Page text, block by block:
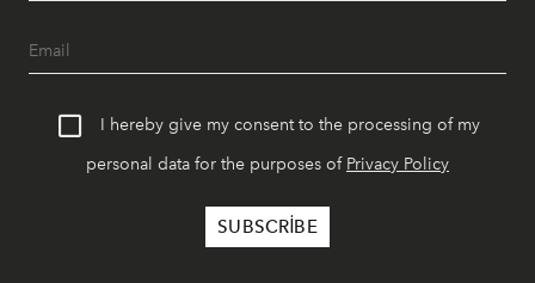
I hereby give my consent to the processing of my
personal data for the purposes of Privacy Policy